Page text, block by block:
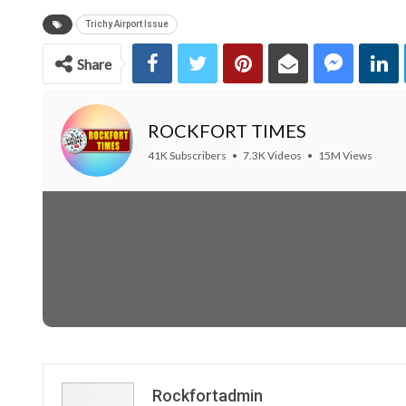
Trichy Airport Issue
Share
ROCKFORT TIMES
41K Subscribers • 7.3K Videos • 15M Views
Rockfortadmin